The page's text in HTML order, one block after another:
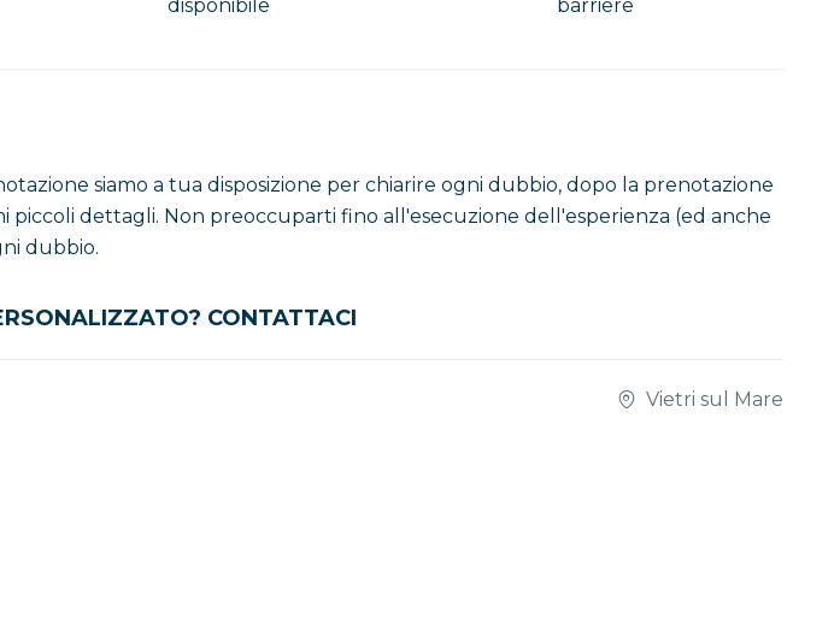
disponibile
barriere
siamo a tua disposizione per chiarire ogni dubbio, dopo la prenotazione
dettagli. Non preoccuparti fino all'esecuzione dell'esperienza (ed anche
dubbio.
CONTATTACI
Vietri sul Mare